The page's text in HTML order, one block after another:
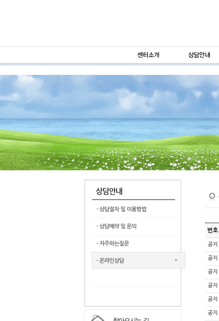
번호
공지
공지
공지
공지
공지
공지